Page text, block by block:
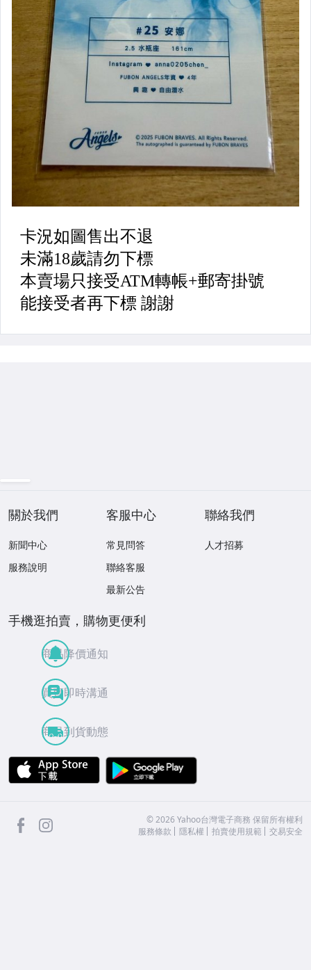
關於我們
新聞中心
服務說明
客服中心
常見問答
聯絡客服
最新公告
聯絡我們
人才招募
手機逛拍賣，購物更便利
商品降價通知
買賣即時溝通
商品到貨動態
APP Store
facebook ©2026 Yahoo台灣電子商務 保留所有權利
服務條款
隱私權 拍賣使用規範 交易安全